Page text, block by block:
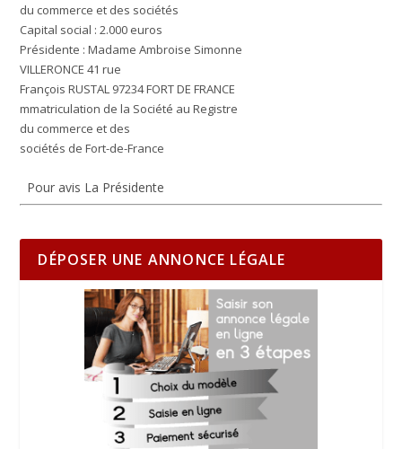
du commerce et des sociétés
Capital social : 2.000 euros
Présidente : Madame Ambroise Simonne
VILLERONCE 41 rue
François RUSTAL 97234 FORT DE FRANCE
mmatriculation de la Société au Registre
du commerce et des
sociétés de Fort-de-France
Pour avis La Présidente
DÉPOSER UNE ANNONCE LÉGALE